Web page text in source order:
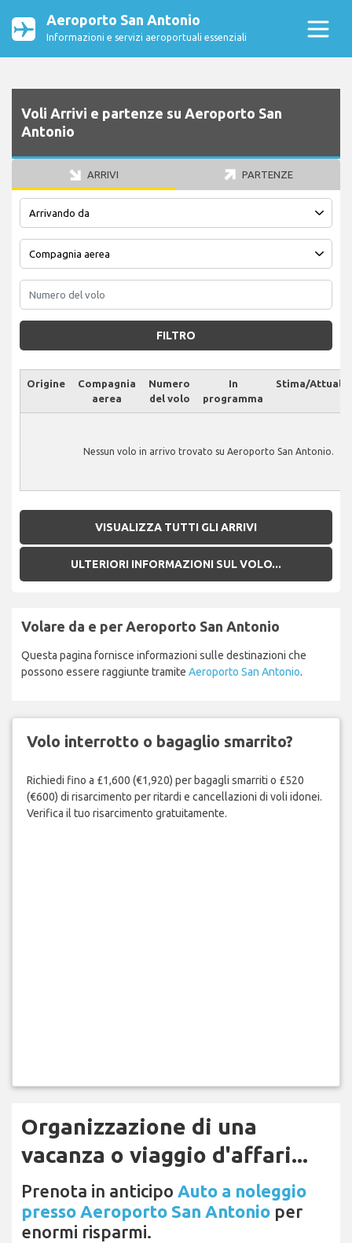
Aeroporto San Antonio
Informazioni e servizi aeroportuali essenziali
Voli Arrivi e partenze su Aeroporto San
Antonio
ARRIVI PARTENZE
FILTRO
Origine
Compagnia
aerea
Numero
del volo
In
programma
Stima/Attuale
Nessun volo in arrivo trovato su Aeroporto San Antonio.
VISUALIZZA TUTTI GLI ARRIVI
ULTERIORI INFORMAZIONI SUL VOLO...
Volare da e per Aeroporto San Antonio
Questa pagina fornisce informazioni sulle destinazioni che
possono essere raggiunte tramite Aeroporto San Antonio.
Volo interrotto o bagaglio smarrito?
Richiedi fino a £1,600 (€1,920) per bagagli smarriti o £520
(€600) di risarcimento per ritardi e cancellazioni di voli idonei.
Verifica il tuo risarcimento gratuitamente.
Organizzazione di una
vacanza o viaggio d'affari...
Prenota in anticipo Auto a noleggio
presso Aeroporto San Antonio per
enormi risparmi.